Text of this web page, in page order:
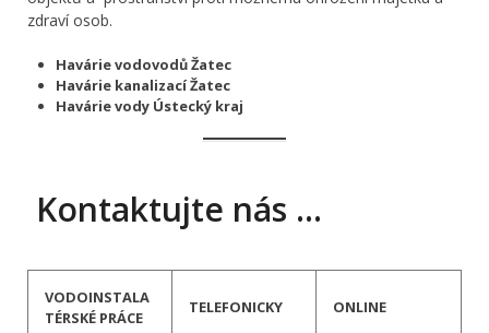
zdraví osob.
Havárie vodovodů Žatec
Havárie kanalizací Žatec
Havárie vody Ústecký kraj
Kontaktujte nás …
VODOINSTALA
TÉRSKÉ PRÁCE
TELEFONICKY ONLINE